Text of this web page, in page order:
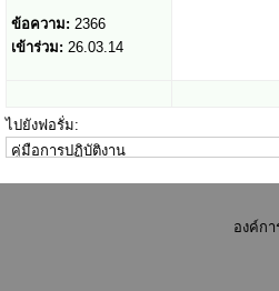
ข้อความ: 2366
เข้าร่วม: 26.03.14
ไปยังฟอรั่ม:
องค์ก